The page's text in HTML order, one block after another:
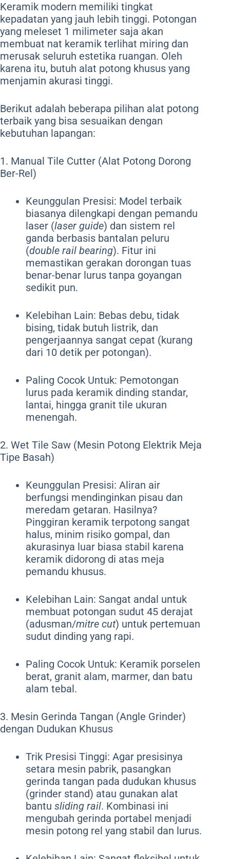
Keramik modern memiliki tingkat
kepadatan yang jauh lebih tinggi. Potongan
yang meleset 1 milimeter saja akan
membuat nat keramik terlihat miring dan
merusak seluruh estetika ruangan. Oleh
karena itu, butuh alat potong khusus yang
menjamin akurasi tinggi.
Berikut adalah beberapa pilihan alat potong
terbaik yang bisa sesuaikan dengan
kebutuhan lapangan:
1. Manual Tile Cutter (Alat Potong Dorong
Ber-Rel)
Keunggulan Presisi: Model terbaik
biasanya dilengkapi dengan pemandu
laser (laser guide) dan sistem rel
ganda berbasis bantalan peluru
(double rail bearing). Fitur ini
memastikan gerakan dorongan tuas
benar-benar lurus tanpa goyangan
sedikit pun.
Kelebihan Lain: Bebas debu, tidak
bising, tidak butuh listrik, dan
pengerjaannya sangat cepat (kurang
dari 10 detik per potongan).
Paling Cocok Untuk: Pemotongan
lurus pada keramik dinding standar,
lantai, hingga granit tile ukuran
menengah.
2. Wet Tile Saw (Mesin Potong Elektrik Meja
Tipe Basah)
Keunggulan Presisi: Aliran air
berfungsi mendinginkan pisau dan
meredam getaran. Hasilnya?
Pinggiran keramik terpotong sangat
halus, minim risiko gompal, dan
akurasinya luar biasa stabil karena
keramik didorong di atas meja
pemandu khusus.
Kelebihan Lain: Sangat andal untuk
membuat potongan sudut 45 derajat
(adusman/mitre cut) untuk pertemuan
sudut dinding yang rapi.
Paling Cocok Untuk: Keramik porselen
berat, granit alam, marmer, dan batu
alam tebal.
3. Mesin Gerinda Tangan (Angle Grinder)
dengan Dudukan Khusus
Trik Presisi Tinggi: Agar presisinya
setara mesin pabrik, pasangkan
gerinda tangan pada dudukan khusus
(grinder stand) atau gunakan alat
bantu sliding rail. Kombinasi ini
mengubah gerinda portabel menjadi
mesin potong rel yang stabil dan lurus.